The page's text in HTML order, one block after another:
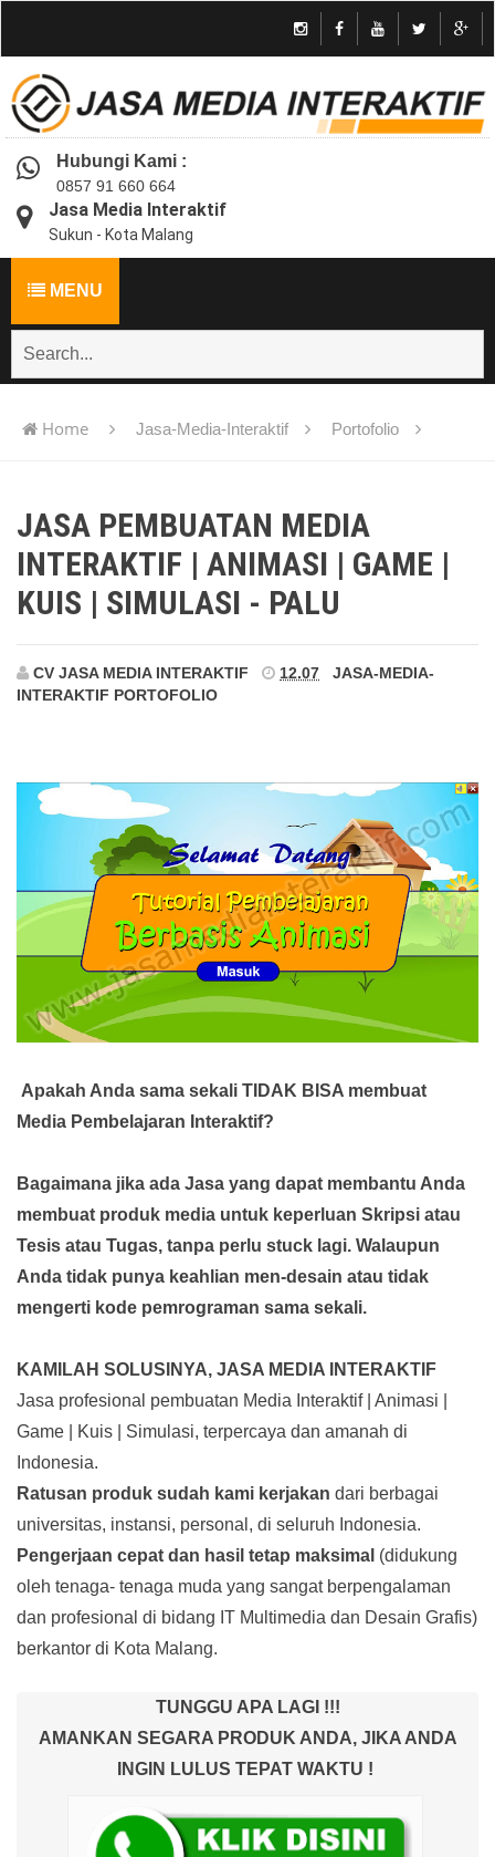
Hubungi Kami :
0857 91 660 664
Jasa Media Interaktif
Sukun - Kota Malang
MENU
Home Jasa-Media-Interaktif Portofolio
JASA PEMBUATAN MEDIA
INTERAKTIF | ANIMASI | GAME |
KUIS | SIMULASI - PALU
CV JASA MEDIA INTERAKTIF 12.07
JASA-MEDIA-
INTERAKTIF PORTOFOLIO
Apakah Anda sama sekali TIDAK BISA membuat
Media Pembelajaran Interaktif?
Bagaimana jika ada Jasa yang dapat membantu Anda
membuat produk media untuk keperluan Skripsi atau
Tesis atau Tugas, tanpa perlu stuck lagi. Walaupun
Anda tidak punya keahlian men-desain atau tidak
mengerti kode pemrograman sama sekali.
KAMILAH SOLUSINYA, JASA MEDIA INTERAKTIF
Jasa profesional pembuatan Media Interaktif | Animasi |
Game | Kuis | Simulasi, terpercaya dan amanah di
Indonesia.
Ratusan produk sudah kami kerjakan dari berbagai
universitas, instansi, personal, di seluruh Indonesia.
Pengerjaan cepat dan hasil tetap maksimal (didukung
oleh tenaga- tenaga muda yang sangat berpengalaman
dan profesional di bidang IT Multimedia dan Desain Grafis)
berkantor di Kota Malang.
TUNGGU APA LAGI !!!
AMANKAN SEGARA PRODUK ANDA, JIKA ANDA
INGIN LULUS TEPAT WAKTU !